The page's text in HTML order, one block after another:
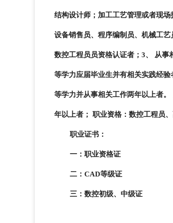
结构设计师；加工工艺管理或者现
设备销售员、程序编制员、机械工艺
数控工程员员资格认证者； 3、 从事
等学力应届毕业生并有相关实践经验
等学力并从事相关工作两年以上者。
年以上者； 职业资格：数控工程员
职业证书：
一：职业资格证
二：CAD等级证
三：数控初级、中级证